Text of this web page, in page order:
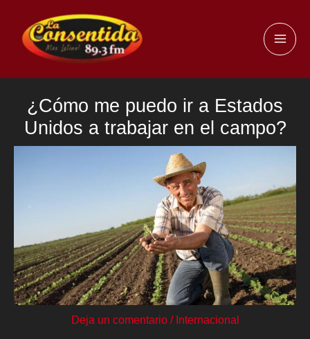
contenido
¿Cómo me puedo ir a Estados
Unidos a trabajar en el campo?
Deja un comentario / Internacional